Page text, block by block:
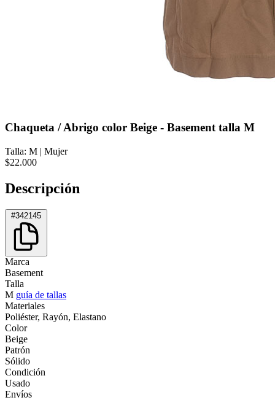
Chaqueta / Abrigo color Beige - Basement talla M
Talla: M | Mujer
$22.000
Descripción
#342145
Marca
Basement
Talla
M guía de tallas
Materiales
Poliéster, Rayón, Elastano
Color
Beige
Patrón
Sólido
Condición
Usado
Envíos